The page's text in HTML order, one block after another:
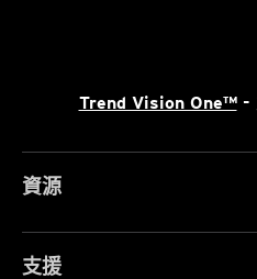
Trend Vision One™-
資源
支援